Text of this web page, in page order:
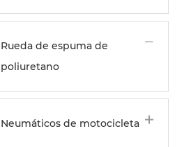
Rueda de espuma de
poliuretano
Neumáticos de motocicleta